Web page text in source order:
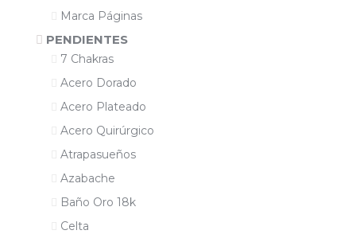
Marca Páginas
PENDIENTES
7 Chakras
Acero Dorado
Acero Plateado
Acero Quirúrgico
Atrapasueños
Azabache
Baño Oro 18k
Celta